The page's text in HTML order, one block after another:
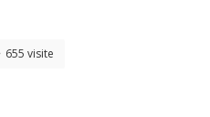
655 visite